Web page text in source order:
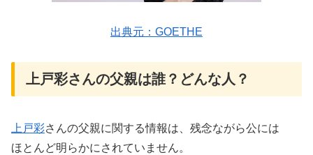
出典元：GOETHE
上戸彩さんの父親は誰？どんな人？
上戸彩さんの父親に関する情報は、残念ながら公には
ほとんど明らかにされていません。